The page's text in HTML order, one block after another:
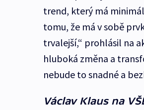
trend, který má
tomu, že má v sobě
trvalejší,“ prohlásil na
hluboká změna a
nebude to snadné a
Václav Klaus na